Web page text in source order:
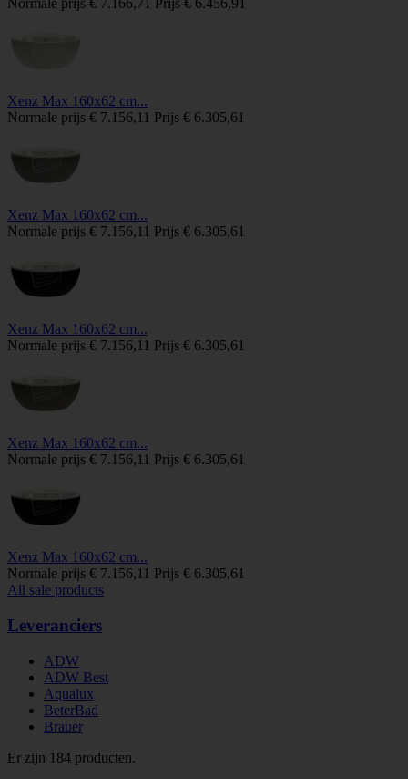
Normale prijs € 7.166,71 Prijs € 6.456,91
Xenz Max 160x62 cm...
Normale prijs € 7.156,11 Prijs € 6.305,61
Xenz Max 160x62 cm...
Normale prijs € 7.156,11 Prijs € 6.305,61
Xenz Max 160x62 cm...
Normale prijs € 7.156,11 Prijs € 6.305,61
Xenz Max 160x62 cm...
Normale prijs € 7.156,11 Prijs € 6.305,61
Xenz Max 160x62 cm...
Normale prijs € 7.156,11 Prijs € 6.305,61
All sale products
Leveranciers
ADW
ADW Best
Aqualux
BeterBad
Brauer
Er zijn 184 producten.